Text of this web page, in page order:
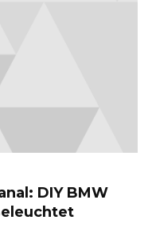
DIY BMW